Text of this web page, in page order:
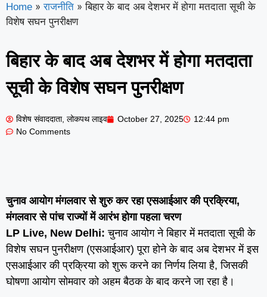
Home » राजनीति » बिहार के बाद अब देशभर में होगा मतदाता सूची के
विशेष सघन पुनरीक्षण
बिहार के बाद अब देशभर में होगा मतदाता
सूची के विशेष सघन पुनरीक्षण
विशेष संवाददाता, लोकपथ लाइव October 27, 2025
12:44 pm
No Comments
चुनाव आयोग मंगलवार से शुरु कर रहा एसआईआर की प्रक्रिया,
मंगलवार से पांच राज्यों में आरंभ होगा पहला चरण
LP Live, New Delhi: चुनाव आयोग ने बिहार में मतदाता सूची के
विशेष सघन पुनरीक्षण (एसआईआर) पूरा होने के बाद अब देशभर में इस
एसआईआर की प्रक्रिया को शुरू करने का निर्णय लिया है, जिसकी
घोषणा आयोग सोमवार को अहम बैठक के बाद करने जा रहा है।